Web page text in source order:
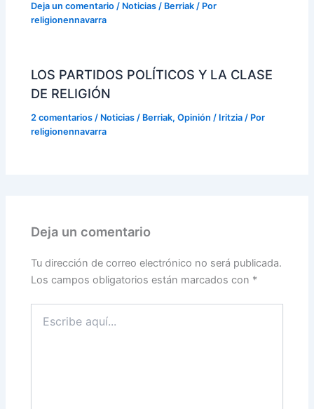
Deja un comentario / Noticias / Berriak / Por
religionennavarra
LOS PARTIDOS POLÍTICOS Y LA CLASE
DE RELIGIÓN
2 comentarios / Noticias / Berriak,Opinión / Iritzia / Por
religionennavarra
Deja un comentario
Tu dirección de correo electrónico no será publicada.
Los campos obligatorios están marcados con *
aquí...